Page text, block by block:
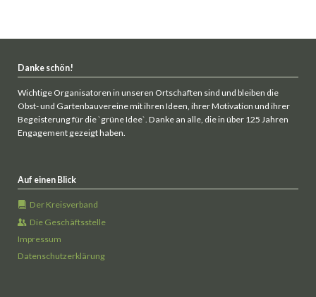
Danke schön!
Wichtige Organisatoren in unseren Ortschaften sind und bleiben die
Obst- und Gartenbauvereine mit ihren Ideen, ihrer Motivation und ihrer
Begeisterung für die `grüne Idee`. Danke an alle, die in über 125 Jahren
Engagement gezeigt haben.
Auf einen Blick
Der Kreisverband
Die Geschäftsstelle
Impressum
Datenschutzerklärung